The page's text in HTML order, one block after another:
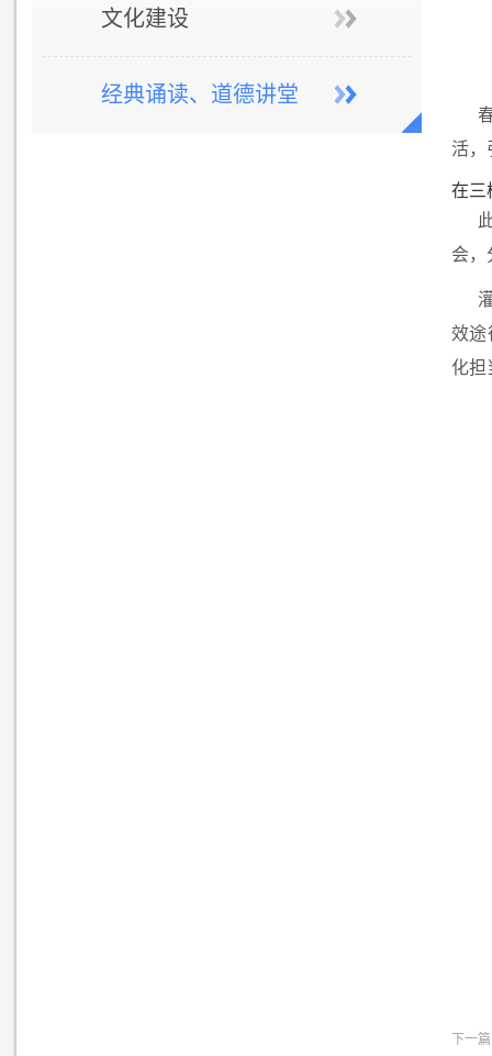
文化建设
经典诵读、道德讲堂
活，
在三
会，
效途
化担
下一